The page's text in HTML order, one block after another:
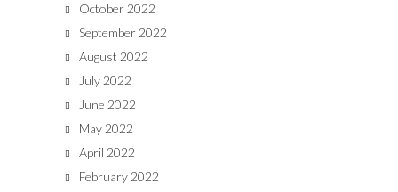
October 2022
September 2022
August 2022
July 2022
June 2022
May 2022
April 2022
February 2022